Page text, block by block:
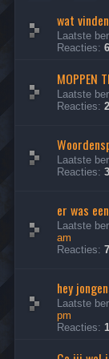
wat
Laatste
Reacties: 6
MOPPEN
Laatste
Reacties:
Laatste
Reacties:
er was
Laatste
am
Reacties:
hey
Laatste
pm
Reacties: